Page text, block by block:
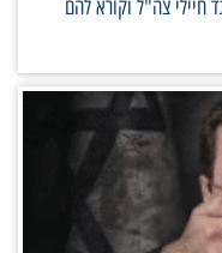
חיילי צה"ל וקורא להם